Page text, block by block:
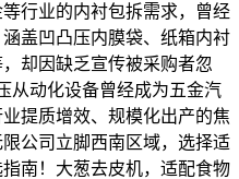
行业的内衬包拆需求，曾经
盖凹凸压内膜袋、纸箱内衬
却因缺乏宣传被采购者忽
从动化设备曾经成为五金汽
提质增效、规模化出产的焦
公司立脚西南区域，选择适
南！大葱去皮机，适配食物